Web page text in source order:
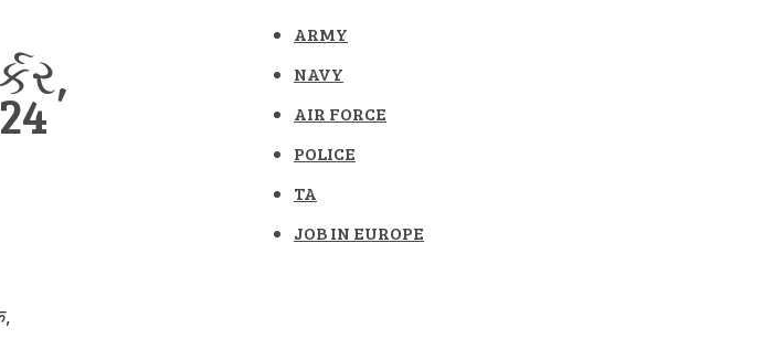
ARMY
NAVY
AIR FORCE
POLICE
TA
JOB IN EUROPE